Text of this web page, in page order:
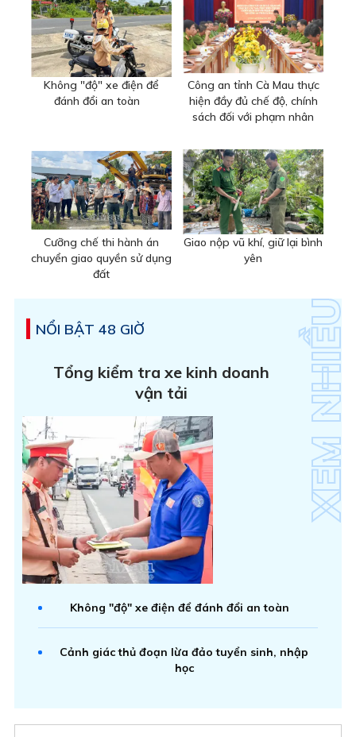
Không "độ" xe điện để
đánh đổi an toàn
Công an tỉnh Cà Mau thực
hiện đầy đủ chế độ, chính
sách đối với phạm nhân
Cưỡng chế thi hành án
chuyển giao quyền sử dụng
đất
Giao nộp vũ khí, giữ lại bình
yên
NỔI BẬT 48 GIỜ
Tổng kiểm tra xe kinh doanh
vận tải
Không "độ" xe điện để đánh đổi an toàn
Cảnh giác thủ đoạn lừa đảo tuyển sinh, nhập
học